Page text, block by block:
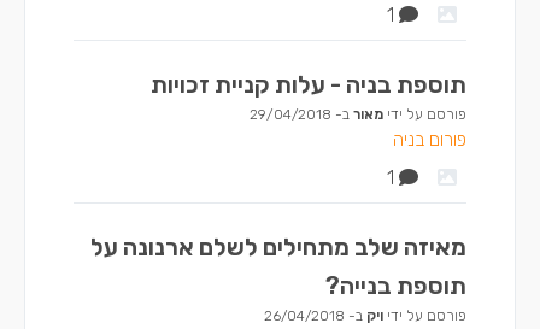
1
תוספת בניה - עלות קניית זכויות
פורסם על ידי מאור ב- 29/04/2018
פורום בניה
1
מאיזה שלב מתחילים לשלם ארנונה על
תוספת בנייה?
פורסם על ידי ויק ב- 26/04/2018